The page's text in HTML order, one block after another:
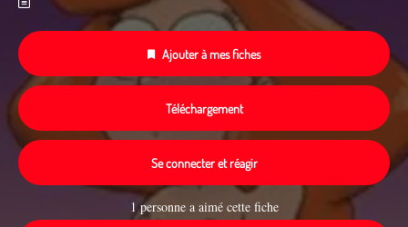
Ajouter à mes fiches
Téléchargement
Se connecter et réagir
1 personne a aimé cette fiche